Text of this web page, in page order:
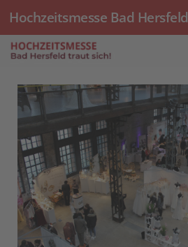
Unter dem Inhalt
Hochzeitsmesse Bad Hersfeld